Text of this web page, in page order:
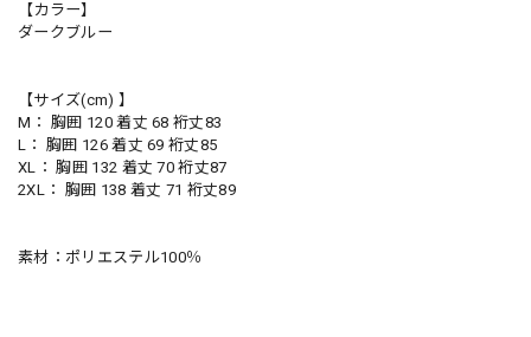
【カラー】
ダークブルー
【サイズ(cm) 】
M： 胸囲 120 着丈 68 裄丈83
L： 胸囲 126 着丈 69 裄丈85
XL： 胸囲 132 着丈 70 裄丈87
2XL： 胸囲 138 着丈 71 裄丈89
素材：ポリエステル100％